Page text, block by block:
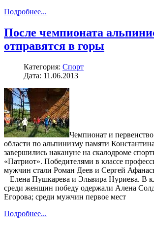
Подробнее...
После чемпионата
отправятся в горы
Категория: Спорт
Дата: 11.06.2013
Чемпионат и
области по альпинизму памяти
завершились накануне на скалодроме
«Патриот». Победителями в классе
мужчин стали Роман Деев и Сергей
– Елена Пушкарева и Эльвира Нуриева. В
среди женщин победу одержали Алена
Егорова; среди мужчин первое мест
Подробнее...